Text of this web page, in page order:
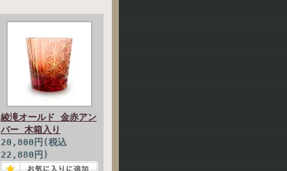
綾滝オールド 金赤アン
バー 木箱入り
20,800円(税込
22,880円)